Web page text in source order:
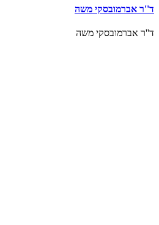
ד''ר אברמובסקי משה
ד''ר אברמובסקי משה